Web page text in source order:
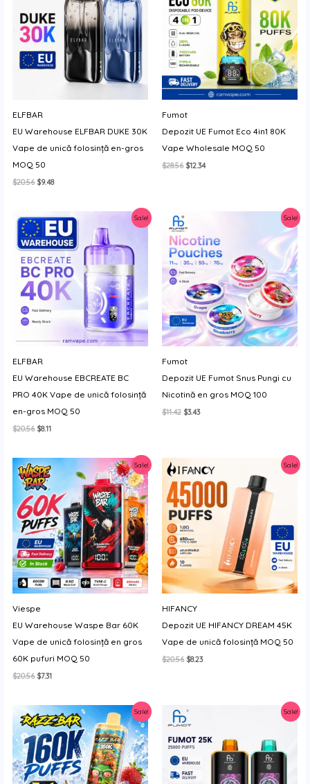
ELFBAR
EU Warehouse ELFBAR DUKE 30K
Vape de unică folosință en-gros
MOQ 50
$20.56 Prețul
$20.56.
$9.48Prețul
Fumot
Depozit UE Fumot Eco 4in1 80K
Vape Wholesale MOQ 50
$28.56 Prețul
$12.34Prețul
Sale!
ELFBAR
EU Warehouse EBCREATE BC
PRO 40K Vape de unică folosință
en-gros MOQ 50
$20.56Prețul
fost:
$20.56.
$8.11Prețul
$8.11.
Sale!
Fumot
Depozit UE Fumot Snus Pungi cu
Nicotină en gros MOQ 100
$11.42 Prețul
$3.43Prețul
Sale!
Viespe
EU Warehouse Waspe Bar 60K
Vape de unică folosință en gros
60K pufuri MOQ 50
$20.56 Prețul
fost:
$20.56.
$7.31Prețul
$7.31.
Sale!
HIFANCY
Depozit UE HIFANCY DREAM 45K
Vape de unică folosință MOQ 50
$20.56 Prețul
$8.23Prețul
Sale! Sale!